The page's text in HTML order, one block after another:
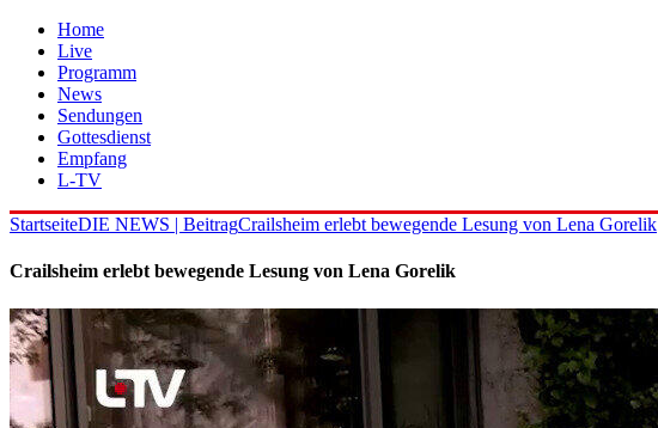
Home
Live
Programm
News
Sendungen
Gottesdienst
Empfang
L-TV
StartseiteDIE NEWS | BeitragCrailsheim erlebt bewegende Lesung von Lena Gorelik
Crailsheim erlebt bewegende Lesung von Lena Gorelik